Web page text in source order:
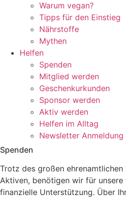
Warum vegan?
Tipps für den Einstieg
Nährstoffe
Mythen
Helfen
Spenden
Mitglied werden
Geschenkurkunden
Sponsor werden
Aktiv werden
Helfen im Alltag
Newsletter Anmeldung
Spenden
Trotz des großen ehrenamtlichen
Aktiven, benötigen wir für
finanzielle Unterstützung. Über